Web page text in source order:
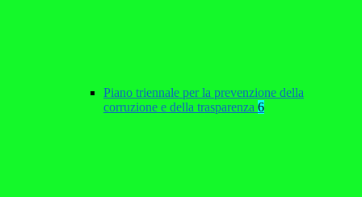
Piano triennale per la prevenzione della
corruzione e della trasparenza 6